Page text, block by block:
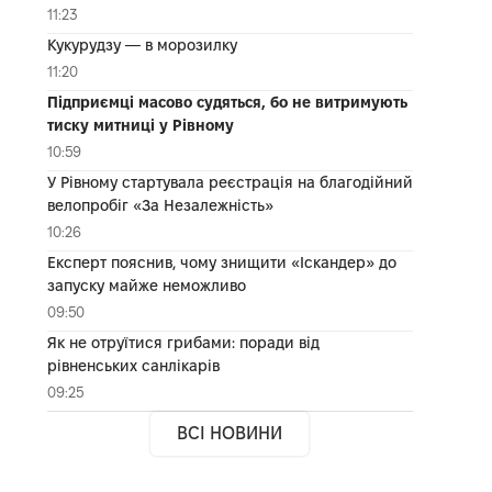
11:23
Кукурудзу — в морозилку
11:20
Підприємці масово судяться, бо не витримують
тиску митниці у Рівному
10:59
У Рівному стартувала реєстрація на благодійний
велопробіг «За Незалежність»
10:26
Експерт пояснив, чому знищити «Іскандер» до
запуску майже неможливо
09:50
Як не отруїтися грибами: поради від
рівненських санлікарів
09:25
ВСІ НОВИНИ